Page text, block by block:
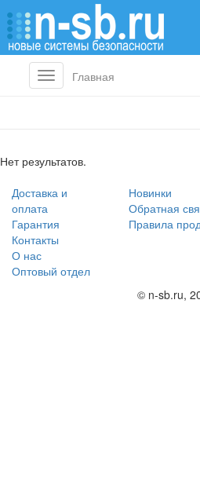
Toggle
navigation
Главная
Нет результатов.
Доставка и
оплата
Гарантия
Контакты
О нас
Оптовый отдел
Новинки
Обратная
Правила
© n-sb.ru,